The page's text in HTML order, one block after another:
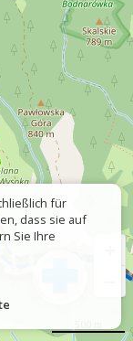
für
dass sie auf
Sie Ihre